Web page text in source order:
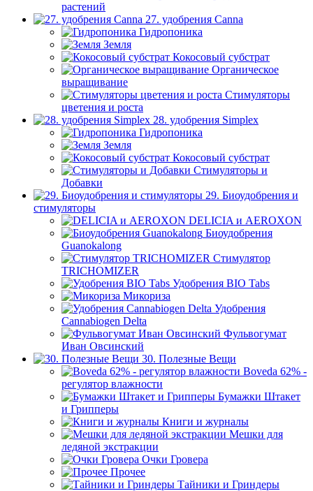
растений
27. удобрения Canna
Гидропоника
Земля
Кокосовый субстрат
Органическое
выращивание
Стимуляторы
цветения и роста
28. удобрения Simplex
Гидропоника
Земля
Кокосовый субстрат
Стимуляторы и
Добавки
29. Биоудобрения и
стимуляторы
DELICIA и AEROXON
Биоудобрения
Guanokalong
Стимулятор
TRICHOMIZER
Удобрения BIO Tabs
Микориза
Удобрения
Cannabiogen Delta
Фульвогумат
Иван Овсинский
30. Полезные Вещи
Boveda 62% -
регулятор влажности
Бумажки Штакет
и Грипперы
Книги и журналы
Мешки для
ледяной экстракции
Очки Гровера
Прочее
Тайники и Гриндеры